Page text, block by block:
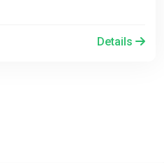
Details